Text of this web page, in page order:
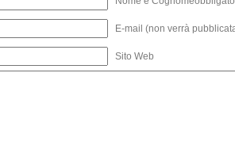
E-mail (non verrà
Sito Web